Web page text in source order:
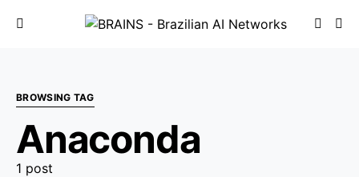
BROWSING TAG
Anaconda
1 post